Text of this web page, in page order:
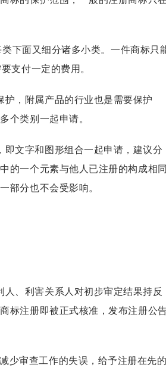
下面又细分诸多小类。一件商标只
支付一定的费用。
，附属产品的行业也是需要保护
个类别一起申请。
即文字和图形组合一起申请，建议分
的一个元素与他人已注册的构成相同
部分也不会受影响。
、利害关系人对初步审定结果持反
标注册即被正式核准，发布注册公
少审查工作的失误，给予注册在先的